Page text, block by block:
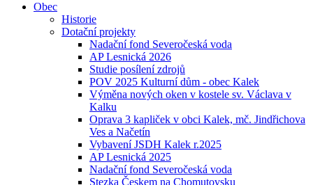
Obec
Historie
Dotační projekty
Nadační fond Severočeská voda
AP Lesnická 2026
Studie posílení zdrojů
POV 2025 Kulturní dům - obec Kalek
Výměna nových oken v kostele sv. Václava v
Kalku
Oprava 3 kapliček v obci Kalek, mč. Jindřichova
Ves a Načetín
Vybavení JSDH Kalek r.2025
AP Lesnická 2025
Nadační fond Severočeská voda
Stezka Českem na Chomutovsku